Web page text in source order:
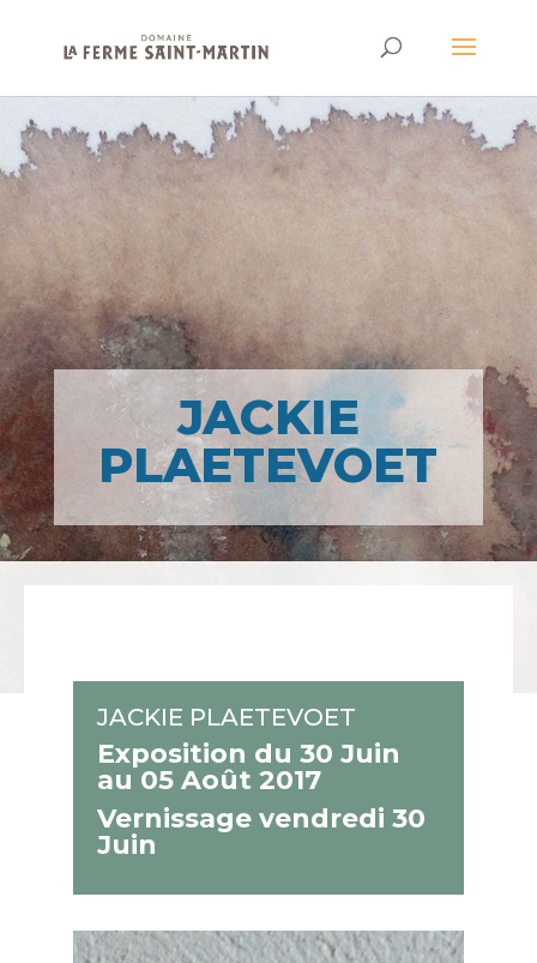
JACKIE
PLAETEVOET
JACKIE PLAETEVOET
Exposition du 30 Juin
au 05 Août 2017
Vernissage vendredi 30
Juin